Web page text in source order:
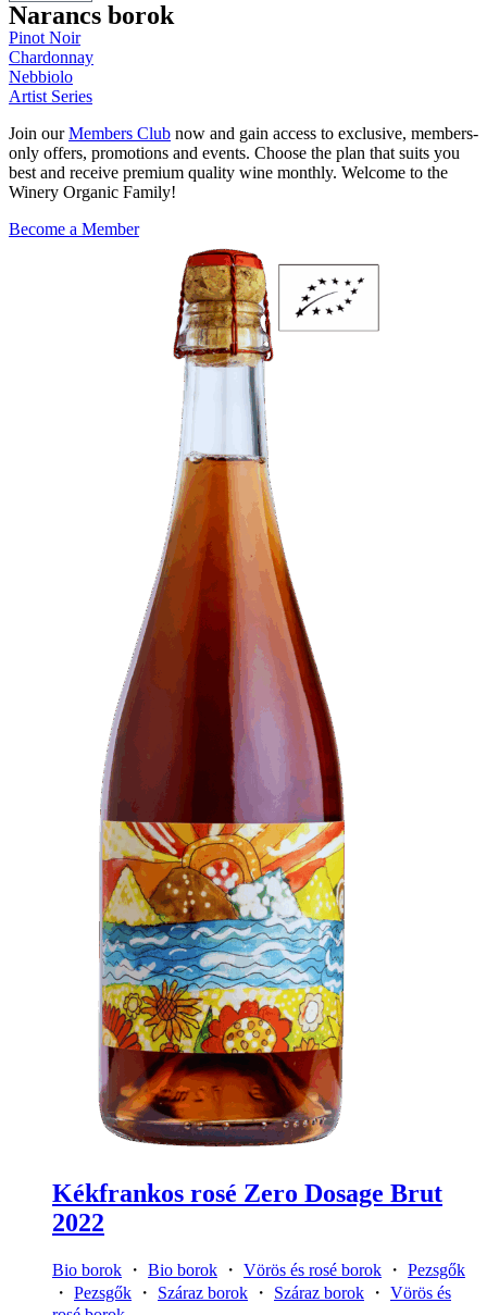
Narancs borok
Pinot Noir
Chardonnay
Nebbiolo
Artist Series
Join ourMembers Club now and gain access to exclusive, members-
only offers, promotions and events. Choose the plan that suits you
best and receive premium quality wine monthly. Welcome to the
Winery Organic Family!
Become a Member
Kékfrankos rosé Zero Dosage Brut
2022
Bio borok ・ Bio borok ・ Vörös és rosé borok ・ Pezsgők
・ Pezsgők ・ Száraz borok ・ Száraz borok ・ Vörös és